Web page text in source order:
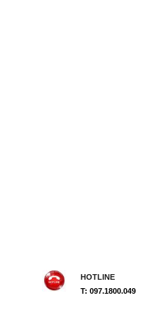
HOTLINE
T: 097.1800.049